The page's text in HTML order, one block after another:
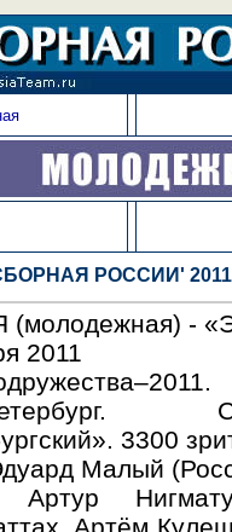
РОССИИ' 2011
-
2011
3300
Малый
Артур